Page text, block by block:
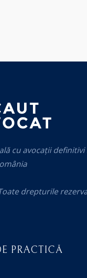
cu avocații
drepturile
PRACTICĂ